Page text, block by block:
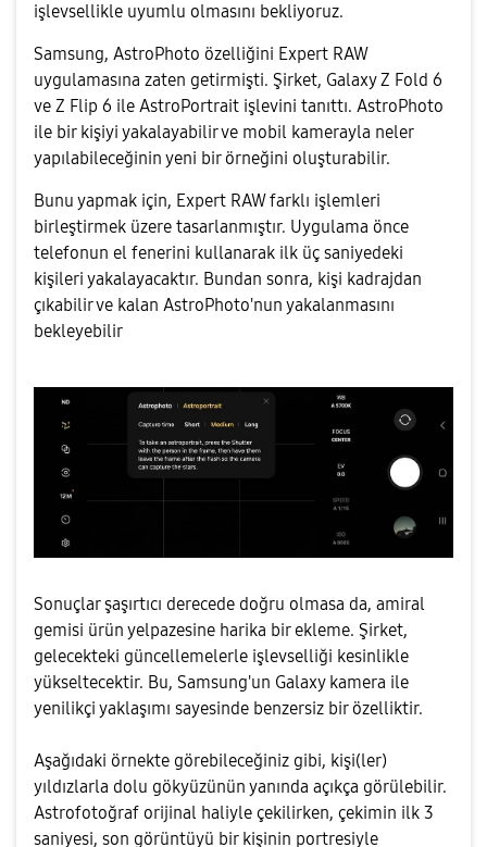
işlevsellikle uyumlu olmasını bekliyoruz.
Samsung, AstroPhoto özelliğini Expert RAW
uygulamasına zaten getirmişti. Şirket, Galaxy Z Fold 6
ve Z Flip 6 ile AstroPortrait işlevini tanıttı. AstroPhoto
ile bir kişiyi yakalayabilir ve mobil kamerayla neler
yapılabileceğinin yeni bir örneğini oluşturabilir.
Bunu yapmak için, Expert RAW farklı işlemleri
birleştirmek üzere tasarlanmıştır. Uygulama önce
telefonun el fenerini kullanarak ilk üç saniyedeki
kişileri yakalayacaktır. Bundan sonra, kişi kadrajdan
çıkabilir ve kalan AstroPhoto'nun yakalanmasını
bekleyebilir
Sonuçlar şaşırtıcı derecede doğru olmasa da, amiral
gemisi ürün yelpazesine harika bir ekleme. Şirket,
gelecekteki güncellemelerle işlevselliği kesinlikle
yükseltecektir. Bu, Samsung'un Galaxy kamera ile
yenilikçi yaklaşımı sayesinde benzersiz bir özelliktir.
Aşağıdaki örnekte görebileceğiniz gibi, kişi(ler)
yıldızlarla dolu gökyüzünün yanında açıkça görülebilir.
Astrofotoğraf orijinal haliyle çekilirken, çekimin ilk 3
saniyesi, son görüntüyü bir kişinin portresiyle